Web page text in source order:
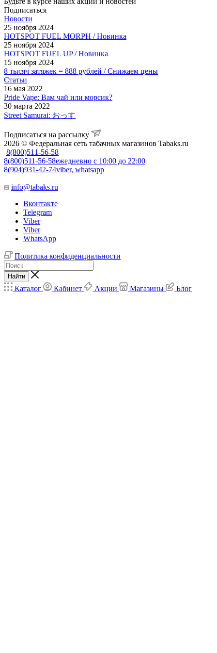
Подписаться
Новости
25 ноября 2024
HOTSPOT FUEL MORPH / Новинка
25 ноября 2024
HOTSPOT FUEL UP / Новинка
15 ноября 2024
8 тысяч затяжек = 888 рублей / Снижаем цены
Статьи
16 мая 2022
Pride Vape: Вам чай или морсик?
30 марта 2022
Street Samurai: おっす
Подписаться на рассылку
2026 © Федеральная сеть табачных магазинов Tabaks.ru
8(800)511-56-58
8(800)511-56-58ежедневно с 10:00 до 22:00
8(904)931-42-74viber, whatsapp
info@tabaks.ru
Вконтакте
Telegram
Viber
Viber
WhatsApp
Политика конфиденциальности
Найти
Каталог Кабинет Акции Магазины Блог